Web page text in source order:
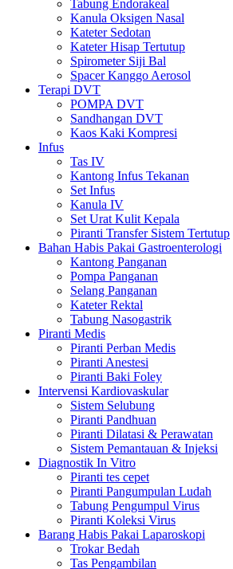
Tabung Endorakeal
Kanula Oksigen Nasal
Kateter Sedotan
Kateter Hisap Tertutup
Spirometer Siji Bal
Spacer Kanggo Aerosol
Terapi DVT
POMPA DVT
Sandhangan DVT
Kaos Kaki Kompresi
Infus
Tas IV
Kantong Infus Tekanan
Set Infus
Kanula IV
Set Urat Kulit Kepala
Piranti Transfer Sistem Tertutup
Bahan Habis Pakai Gastroenterologi
Kantong Panganan
Pompa Panganan
Selang Panganan
Kateter Rektal
Tabung Nasogastrik
Piranti Medis
Piranti Perban Medis
Piranti Anestesi
Piranti Baki Foley
Intervensi Kardiovaskular
Sistem Selubung
Piranti Pandhuan
Piranti Dilatasi & Perawatan
Sistem Pemantauan & Injeksi
Diagnostik In Vitro
Piranti tes cepet
Piranti Pangumpulan Ludah
Tabung Pengumpul Virus
Piranti Koleksi Virus
Barang Habis Pakai Laparoskopi
Trokar Bedah
Tas Pengambilan